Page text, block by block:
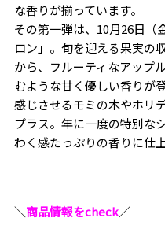
な香りが揃っています。
その第一弾は、10月26日（
ロン」。旬を迎える果実の
から、フルーティなアップ
むような甘く優しい香りが
感じさせるモミの木やホリ
プラス。年に一度の特別な
わく感たっぷりの香りに仕
＼商品情報をcheck／